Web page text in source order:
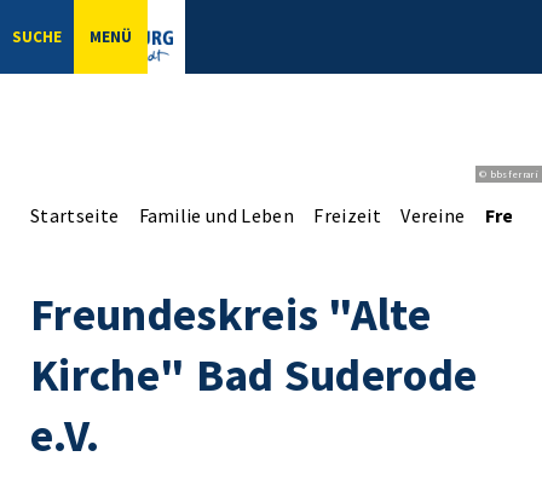
SUCHE MENÜ
© bbsferrari
Startseite Familie und Leben Freizeit Vereine
Freundeskreis "Alte
Kirche" Bad Suderode
e.V.